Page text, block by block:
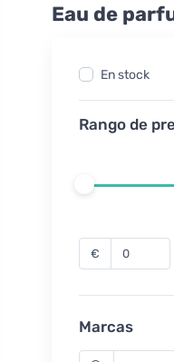
Eau de
En stock
Rango de
€
Marcas